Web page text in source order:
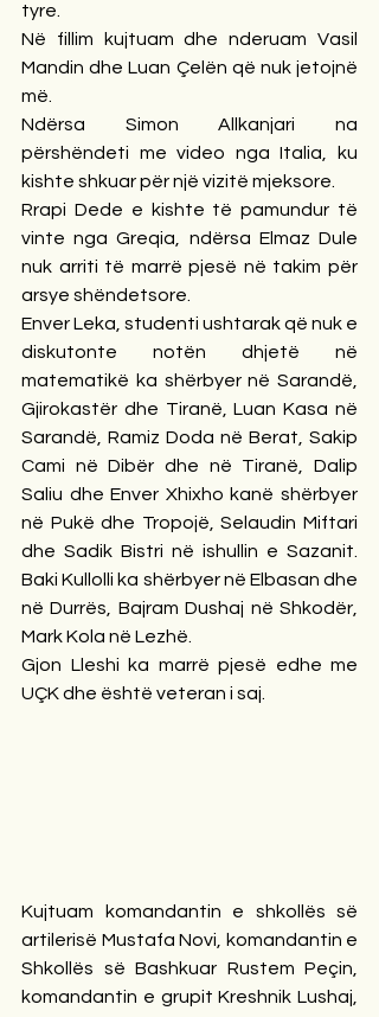
tyre.
Në fillim kujtuam dhe nderuam Vasil
Mandin dhe Luan Çelën që nuk jetojnë
më.
Ndërsa Simon Allkanjari na
përshëndeti me video nga Italia, ku
kishte shkuar për një vizitë mjeksore.
Rrapi Dede e kishte të pamundur të
vinte nga Greqia, ndërsa Elmaz Dule
nuk arriti të marrë pjesë në takim për
arsye shëndetsore.
Enver Leka, studenti ushtarak që nuk e
diskutonte notën dhjetë në
matematikë ka shërbyer në Sarandë,
Gjirokastër dhe Tiranë, Luan Kasa në
Sarandë, Ramiz Doda në Berat, Sakip
Cami në Dibër dhe në Tiranë, Dalip
Saliu dhe Enver Xhixho kanë shërbyer
në Pukë dhe Tropojë, Selaudin Miftari
dhe Sadik Bistri në ishullin e Sazanit.
Baki Kullolli ka shërbyer në Elbasan dhe
në Durrës, Bajram Dushaj në Shkodër,
Mark Kola në Lezhë.
Gjon Lleshi ka marrë pjesë edhe me
UÇK dhe është veteran i saj.
Kujtuam komandantin e shkollës së
artilerisë Mustafa Novi, komandantin e
Shkollës së Bashkuar Rustem Peçin,
komandantin e grupit Kreshnik Lushaj,